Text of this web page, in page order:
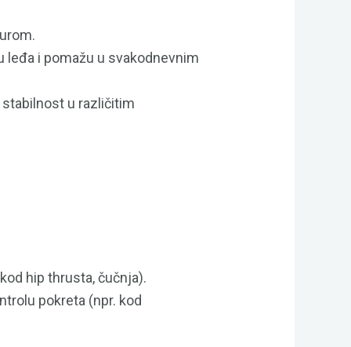
i pomažu u svakodnevnim
u različitim
hip thrusta, čučnja).
pokreta (npr. kod